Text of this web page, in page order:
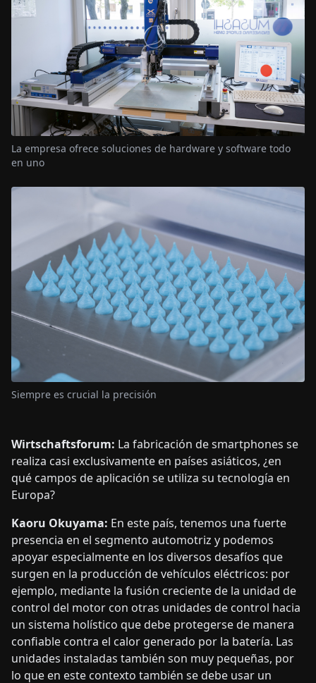
La empresa ofrece soluciones de hardware y software todo
en uno
Siempre es crucial la precisión
Wirtschaftsforum: La fabricación de smartphones se
realiza casi exclusivamente en países asiáticos, ¿en
qué campos de aplicación se utiliza su tecnología en
Europa?
Kaoru Okuyama: En este país, tenemos una fuerte
presencia en el segmento automotriz y podemos
apoyar especialmente en los diversos desafíos que
surgen en la producción de vehículos eléctricos: por
ejemplo, mediante la fusión creciente de la unidad de
control del motor con otras unidades de control hacia
un sistema holístico que debe protegerse de manera
confiable contra el calor generado por la batería. Las
unidades instaladas también son muy pequeñas, por
lo que en este contexto también se debe usar un